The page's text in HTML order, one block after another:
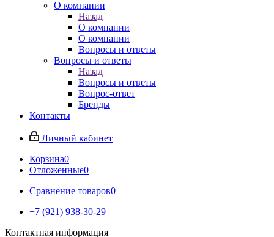
О компании
Назад
О компании
О компании
Вопросы и ответы
Вопросы и ответы
Назад
Вопросы и ответы
Вопрос-ответ
Бренды
Контакты
Личный кабинет
Корзина0
Отложенные0
Сравнение товаров0
+7 (921) 938-30-29
Контактная информация